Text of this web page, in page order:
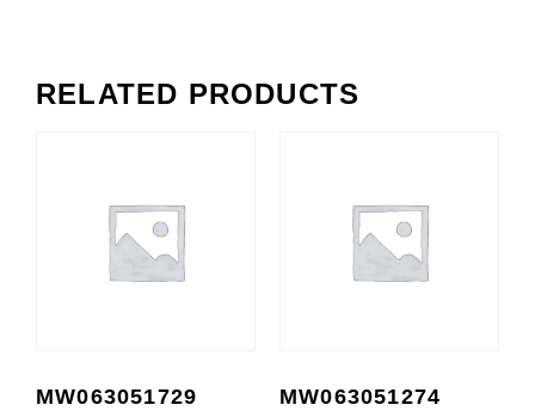
RELATED PRODUCTS
MW063051729 MW063051274